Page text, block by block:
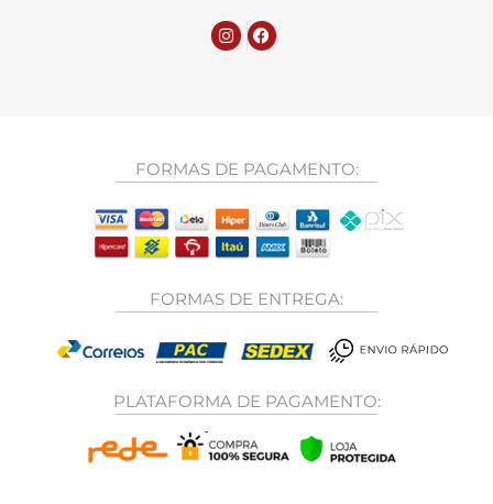
FORMAS DE PAGAMENTO:
FORMAS DE ENTREGA:
PLATAFORMA DE PAGAMENTO: